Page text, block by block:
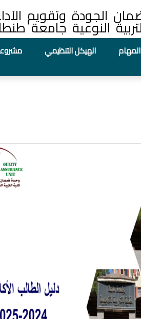
الجودة وتقويم
النوعية جامعة
الهيكل التنظيمي